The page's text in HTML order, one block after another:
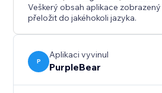
navigaci. Vyberte si mezi
vertikálním rozložením, upravte
intuitivních nástrojů pro
usnadňují správu popisů
šetří vám čas a zároveň zvyšují
Veškerý obsah aplikace
přeložit do jakéhokoli jazyka.
P
Aplikaci vyvinul
PurpleBear